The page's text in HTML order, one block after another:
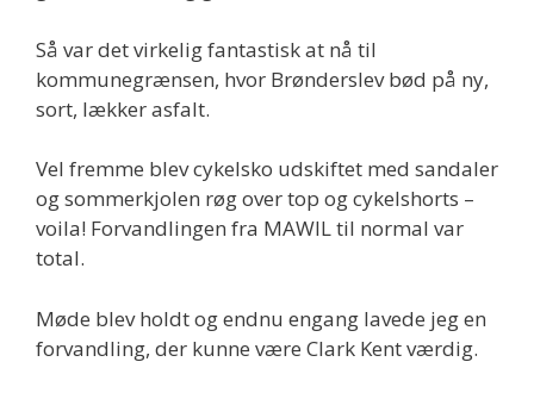
Så var det virkelig fantastisk at nå til
kommunegrænsen, hvor Brønderslev bød på ny,
sort, lækker asfalt.
Vel fremme blev cykelsko udskiftet med sandaler
og sommerkjolen røg over top og cykelshorts –
voila! Forvandlingen fra MAWIL til normal var
total.
Møde blev holdt og endnu engang lavede jeg en
forvandling, der kunne være Clark Kent værdig.